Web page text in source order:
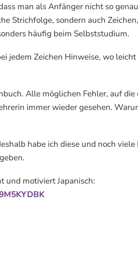
man als Anfänger nicht so
Strichfolge, sondern auch
häufig beim Selbststudium.
jedem Zeichen Hinweise, wo
Alle möglichen Fehler, auf
immer wieder gesehen.
habe ich diese und noch
und motiviert Japanisch: